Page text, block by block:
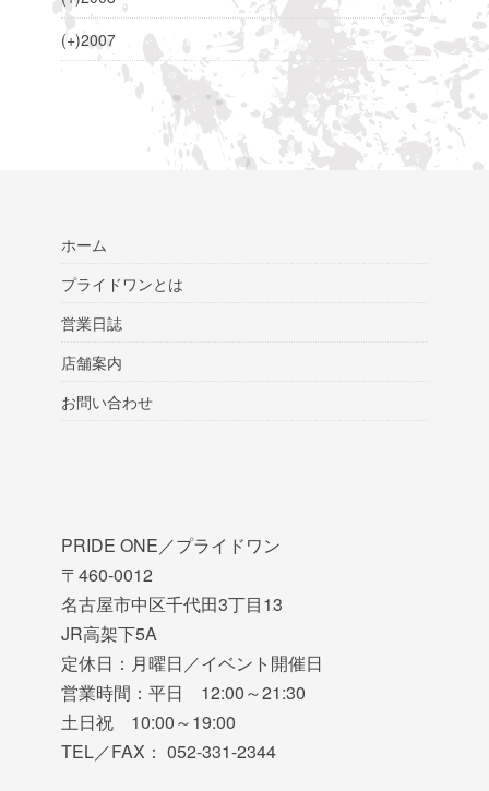
(+)2007
ホーム
プライドワンとは
営業日誌
店舗案内
お問い合わせ
PRIDE ONE／プライドワン
〒460-0012
名古屋市中区千代田3丁目13
JR高架下5A
定休日：月曜日／イベント開催日
営業時間：平日 12:00～21:30
土日祝 10:00～19:00
TEL／FAX： 052-331-2344